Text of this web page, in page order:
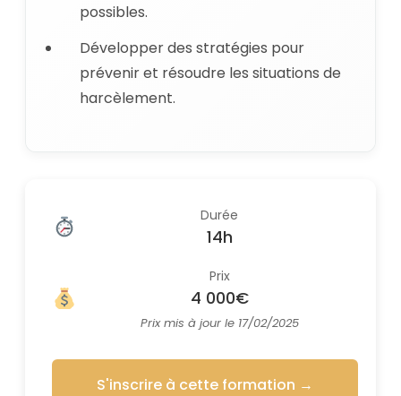
possibles.
Développer des stratégies pour
prévenir et résoudre les situations de
harcèlement.
Durée
14h
Prix
4 000€
Prix mis à jour le 17/02/2025
S'inscrire à cette formation →